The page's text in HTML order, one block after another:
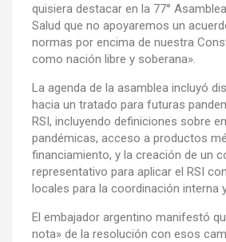
quisiera destacar en la 77°
Salud que no apoyaremos un
normas por encima de nuestra
como nación libre y soberana».
La agenda de la asamblea incluyó
hacia un tratado para futuras
RSI, incluyendo definiciones sobre
pandémicas, acceso a productos
financiamiento, y la creación de un
representativo para aplicar el RSI
locales para la coordinación interna
El embajador argentino manifestó
nota» de la resolución con esos